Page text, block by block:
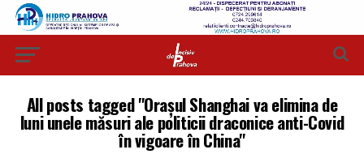
All posts tagged "Oraşul Shanghai va elimina de
luni unele măsuri ale politicii draconice anti-Covid
în vigoare în China"